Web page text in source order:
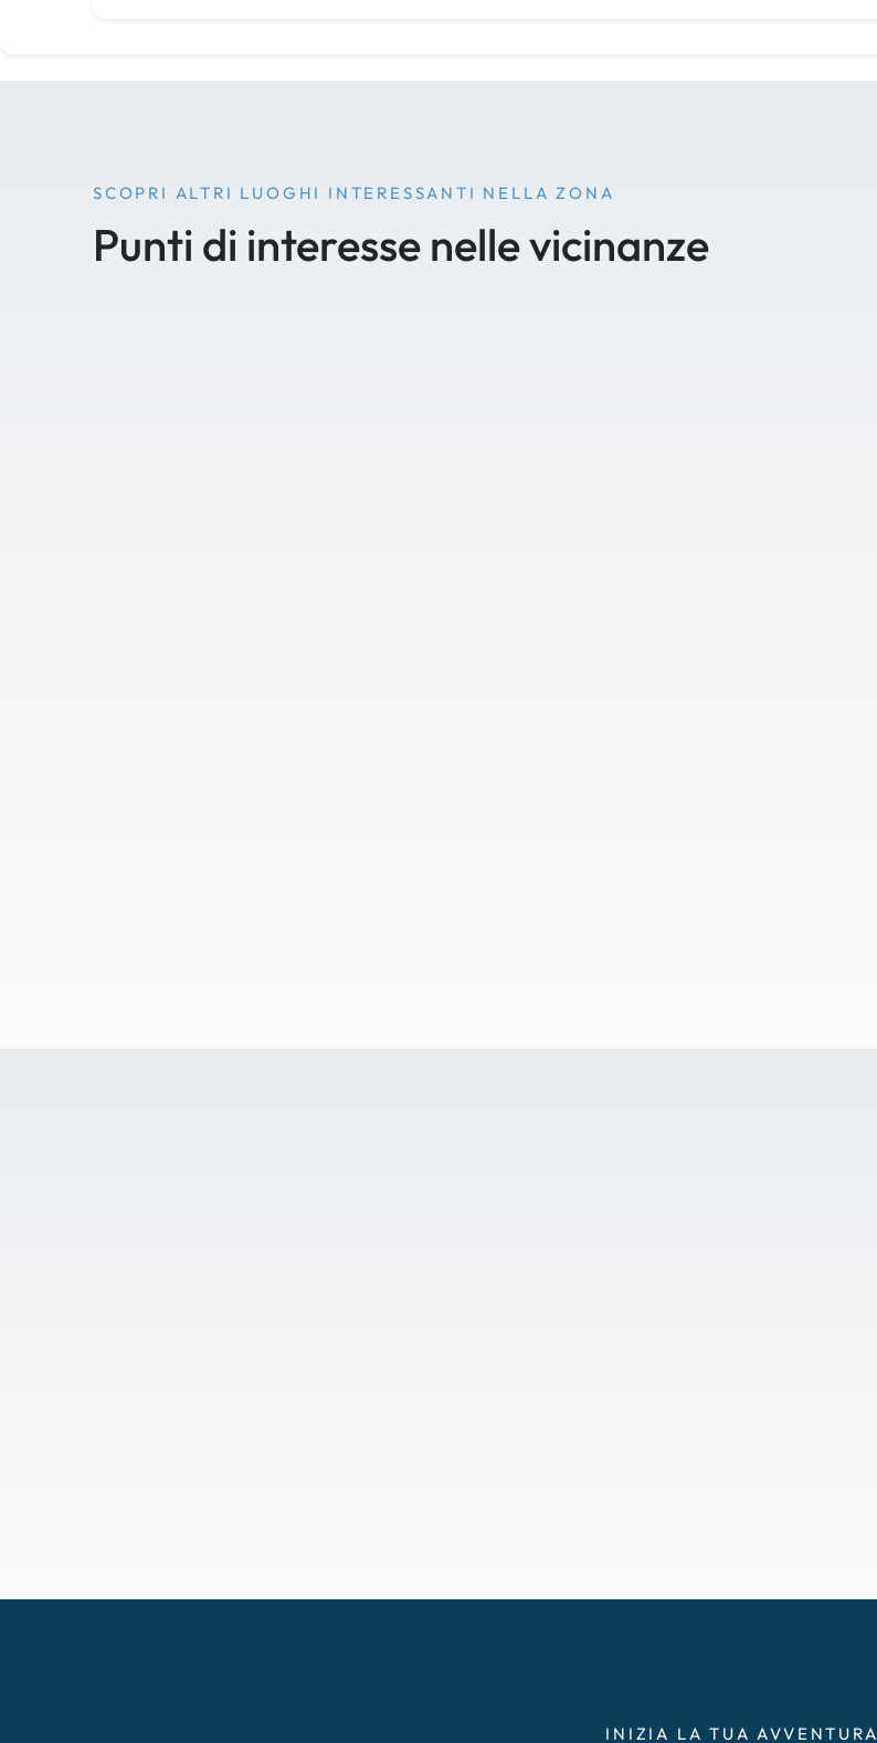
SCOPRI ALTRI LUOGHI INTERESSANTI NELLA ZONA
Punti di interesse nelle vicinanze
INIZIA LA TUA AVVENTURA